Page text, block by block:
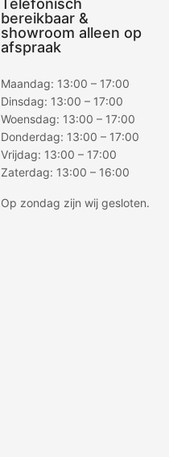
Telefonisch
bereikbaar &
showroom alleen op
afspraak
Maandag: 13:00 – 17:00
Dinsdag: 13:00 – 17:00
Woensdag: 13:00 – 17:00
Donderdag: 13:00 – 17:00
Vrijdag: 13:00 – 17:00
Zaterdag: 13:00 – 16:00
Op zondag zijn wij gesloten.